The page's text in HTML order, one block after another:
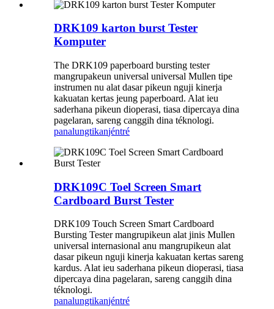
DRK109 karton burst Tester
Komputer
The DRK109 paperboard bursting tester
mangrupakeun universal universal Mullen tipe
instrumen nu alat dasar pikeun nguji kinerja
kakuatan kertas jeung paperboard. Alat ieu
saderhana pikeun dioperasi, tiasa dipercaya dina
pagelaran, sareng canggih dina téknologi.
panalungtikanjéntré
DRK109C Toel Screen Smart
Cardboard Burst Tester
DRK109 Touch Screen Smart Cardboard
Bursting Tester mangrupikeun alat jinis Mullen
universal internasional anu mangrupikeun alat
dasar pikeun nguji kinerja kakuatan kertas sareng
kardus. Alat ieu saderhana pikeun dioperasi, tiasa
dipercaya dina pagelaran, sareng canggih dina
téknologi.
panalungtikanjéntré